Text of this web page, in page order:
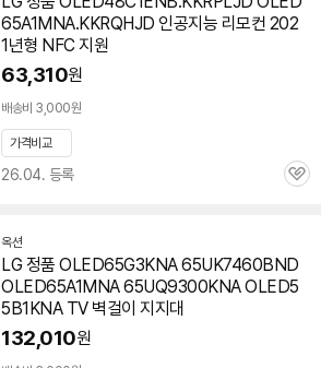
65A1MNA.KKRQHJD 인공지능 리모컨 202
1년형 NFC 지원
63,310원
배송비 3,000원
가격비교
26.04. 등록
관
옥션
LG 정품 OLED65G3KNA 65UK7460BND
OLED65A1MNA 65UQ9300KNA OLED5
5B1KNA TV 벽걸이 지지대
132,010원